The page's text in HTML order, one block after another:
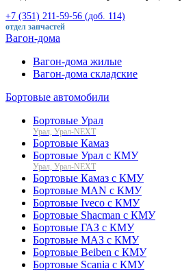
+7 (351) 211-59-56 (доб. 114)
отдел запчастей
Вагон-дома
Вагон-дома жилые
Вагон-дома складские
Бортовые автомобили
Бортовые Урал
Урал, Урал-NEXT
Бортовые Камаз
Бортовые Урал с КМУ
Урал, Урал-NEXT
Бортовые Камаз с КМУ
Бортовые MAN с КМУ
Бортовые Iveco с КМУ
Бортовые Shacman с КМУ
Бортовые ГАЗ с КМУ
Бортовые МАЗ с КМУ
Бортовые Beiben с КМУ
Бортовые Scania с КМУ